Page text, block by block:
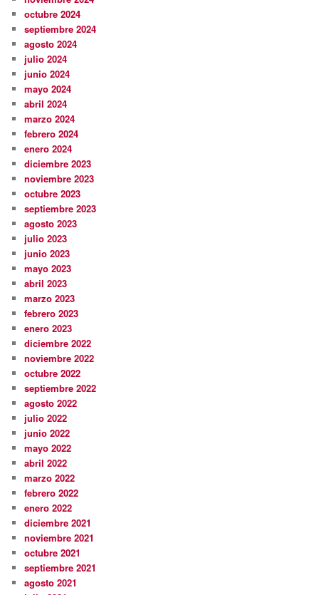
octubre 2024
septiembre 2024
agosto 2024
julio 2024
junio 2024
mayo 2024
abril 2024
marzo 2024
febrero 2024
enero 2024
diciembre 2023
noviembre 2023
octubre 2023
septiembre 2023
agosto 2023
julio 2023
junio 2023
mayo 2023
abril 2023
marzo 2023
febrero 2023
enero 2023
diciembre 2022
noviembre 2022
octubre 2022
septiembre 2022
agosto 2022
julio 2022
junio 2022
mayo 2022
abril 2022
marzo 2022
febrero 2022
enero 2022
diciembre 2021
noviembre 2021
octubre 2021
septiembre 2021
agosto 2021